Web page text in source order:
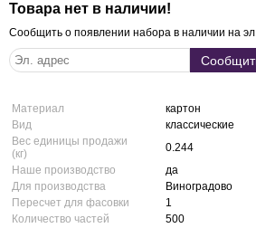
Товара нет в наличии!
Сообщить о появлении набора в наличии на
Материал
картон
Вид
классические
Вес единицы продажи
(кг)
0.244
Наше производство
да
Для производства
Виноградово
Пересчет для фасовки
1
Количество частей
500